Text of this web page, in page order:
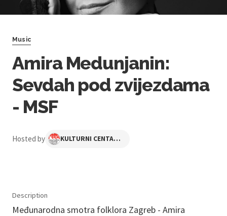
Music
Amira Medunjanin:
Sevdah pod zvijezdama
- MSF
Hosted by KULTURNI CENTAR TRAVNO
Description
Međunarodna smotra folklora Zagreb - Amira